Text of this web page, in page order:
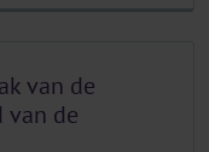
van de
van de